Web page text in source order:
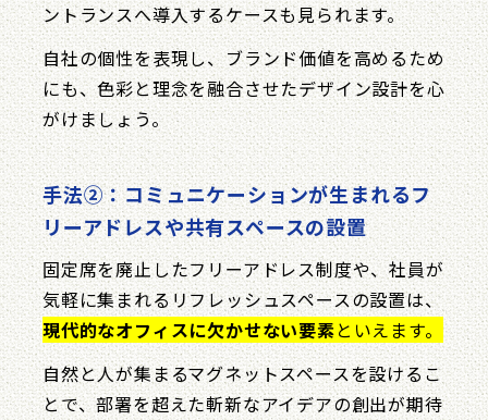
ントランスへ導入するケースも見られます。
自社の個性を表現し、ブランド価値を高めるため
にも、色彩と理念を融合させたデザイン設計を心
がけましょう。
手法②：コミュニケーションが生まれるフ
リーアドレスや共有スペースの設置
固定席を廃止したフリーアドレス制度や、社員が
気軽に集まれるリフレッシュスペースの設置は、
現代的なオフィスに欠かせない要素といえます。
自然と人が集まるマグネットスペースを設けるこ
とで、部署を超えた斬新なアイデアの創出が期待